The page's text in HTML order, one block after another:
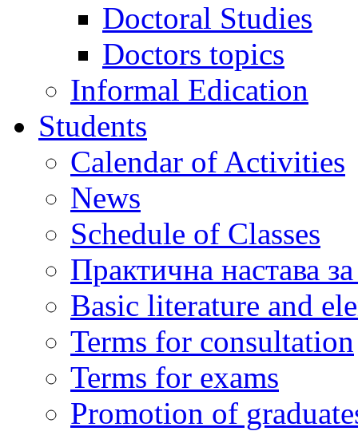
Doctoral Studies
Doctors topics
Informal Edication
Students
Calendar of Activities
News
Schedule of Classes
Практична настава
Basic literature and
Terms for consultation
Terms for exams
Promotion of